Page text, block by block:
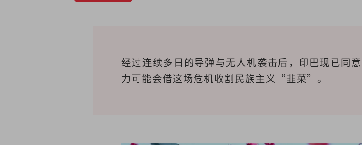
经过连续多日的导弹与无人机袭击后，印巴现已同
力可能会借这场危机收割民族主义“韭菜”。